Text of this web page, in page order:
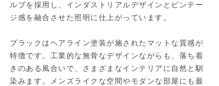
ルブを採用し、インダストリアルデザインとビンテー
ジ感を融合させた照明に仕上がっています。
ブラックはヘアライン塗装が施されたマットな質感が
特徴です。工業的な無骨なデザインながらも、落ち着
きのある風合いで、さまざまなインテリアに自然と馴
染みます。メンズライクな空間やモダンな部屋にも最